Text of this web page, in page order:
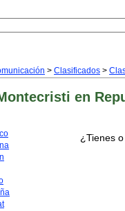
> Clasificados >
en
¿Tienes